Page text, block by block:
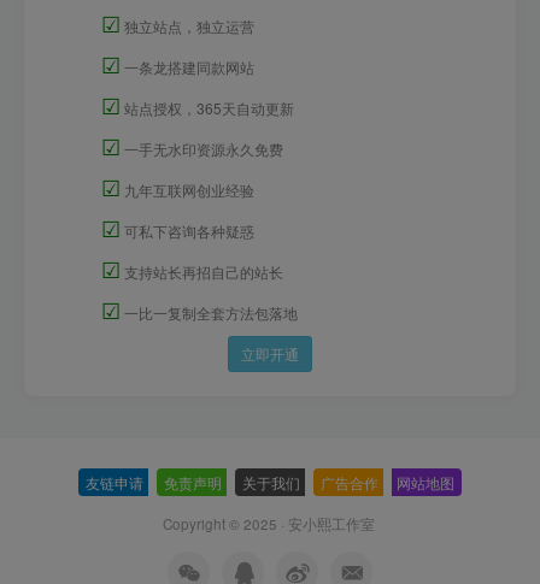
☑ 独立站点，独立运营
☑ 一条龙搭建同款网站
☑ 站点授权，365天自动更新
☑ 一手无水印资源永久免费
☑ 九年互联网创业经验
☑ 可私下咨询各种疑惑
☑ 支持站长再招自己的站长
☑ 一比一复制全套方法包落地
立即开通
友链申请 免责声明 关于我们 广告合作 网站地图
Copyright © 2025 · 安小熙工作室